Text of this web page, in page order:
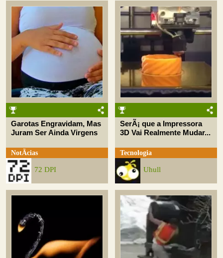
Garotas Engravidam, Mas
Juram Ser Ainda Virgens
NotÃ­cias
72 DPI
SerÃ¡ que a Impressora
3D Vai Realmente Mudar...
Tecnologia
Uhull